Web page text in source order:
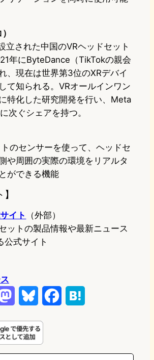
立された中国のVRヘッドセット
年にByteDance（TikTokの親会
、現在は世界第3位のXRデバイ
て知られる。VRオールインワン
特化した研究開発を行い、Meta
次ぐシェアを持つ。
のセンサーを使って、ヘッドセ
や周囲の実際の環境をリアルタ
ができる機能
イト
（外部）
ットの製品情報や最新ニュース
公式サイト
s
t
u
e
e
e